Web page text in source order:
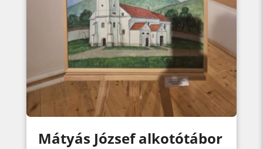
Mátyás József alkotótábor